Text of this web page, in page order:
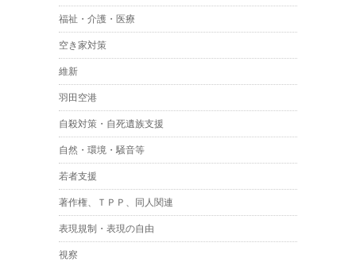
福祉・介護・医療
空き家対策
維新
羽田空港
自殺対策・自死遺族支援
自然・環境・騒音等
若者支援
著作権、ＴＰＰ、同人関連
表現規制・表現の自由
視察